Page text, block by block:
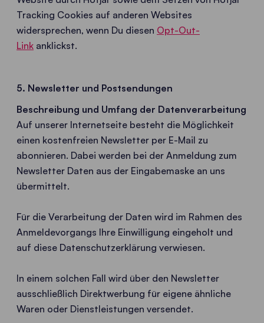
Tracking Cookies auf anderen Websites
widersprechen, wenn Du diesen Opt-Out-
Link anklickst.
5. Newsletter und Postsendungen
Beschreibung und Umfang der Datenverarbeitung
Auf unserer Internetseite besteht die Möglichkeit
einen kostenfreien Newsletter per E-Mail zu
abonnieren. Dabei werden bei der Anmeldung zum
Newsletter Daten aus der Eingabemaske an uns
übermittelt.
Für die Verarbeitung der Daten wird im Rahmen des
Anmeldevorgangs Ihre Einwilligung eingeholt und
auf diese Datenschutzerklärung verwiesen.
In einem solchen Fall wird über den Newsletter
ausschließlich Direktwerbung für eigene ähnliche
Waren oder Dienstleistungen versendet.